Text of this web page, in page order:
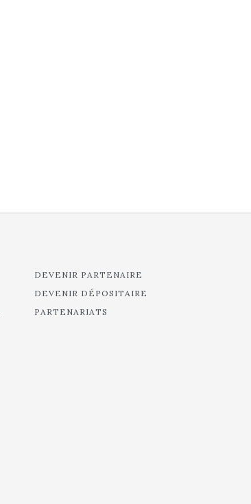
DEVENIR PARTENAIRE
DEVENIR DÉPOSITAIRE
PARTENARIATS